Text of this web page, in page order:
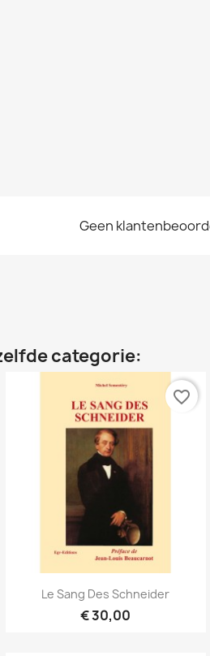
Geen
categorie:
Snel bekijken
Le Sang Des Schneider
€ 30,00
favorite_border